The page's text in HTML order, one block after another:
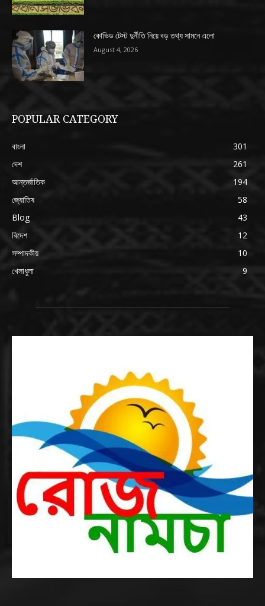
কোভিড টেস্ট দুর্নীতি নিয়ে বড় তথ্য সামনে এলো
August 4, 2026
POPULAR CATEGORY
বাংলা
301
দেশ
261
আন্তর্জাতিক
194
জ্যোতিষ
58
Blog
43
বিদেশ
12
সম্পাদকীয়
10
খেলাধুলা
9